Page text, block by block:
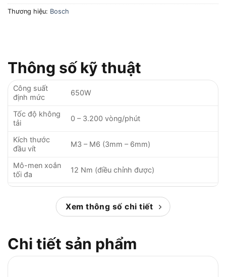
Thương hiệu: Bosch
Thông số kỹ thuật
Công suất
định mức
650W
Tốc độ không
tải
0 – 3.200 vòng/phút
Kích thước
đầu vít
M3 – M6 (3mm – 6mm)
Mô-men xoắn
tối đa
12 Nm (điều chỉnh được)
Có (vặn vít vào/ra)
1/4 inch (6.35mm), lục giác, tự khóa
Điện áp
220-240V, 50/60Hz
Xem thông số chi tiết
Chi tiết sản phẩm